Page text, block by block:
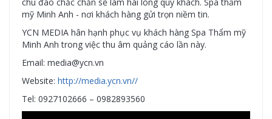
mỹ Minh Anh - nơi khách hàng gửi trọn niềm tin.
YCN MEDIA hân hạnh phục vụ khách hàng Spa Thẩm mỹ
Minh Anh trong việc thu âm quảng cáo lần này.
Email: media@ycn.vn
Website: http://media.ycn.vn//
Tel: 0927102666 – 0982893560